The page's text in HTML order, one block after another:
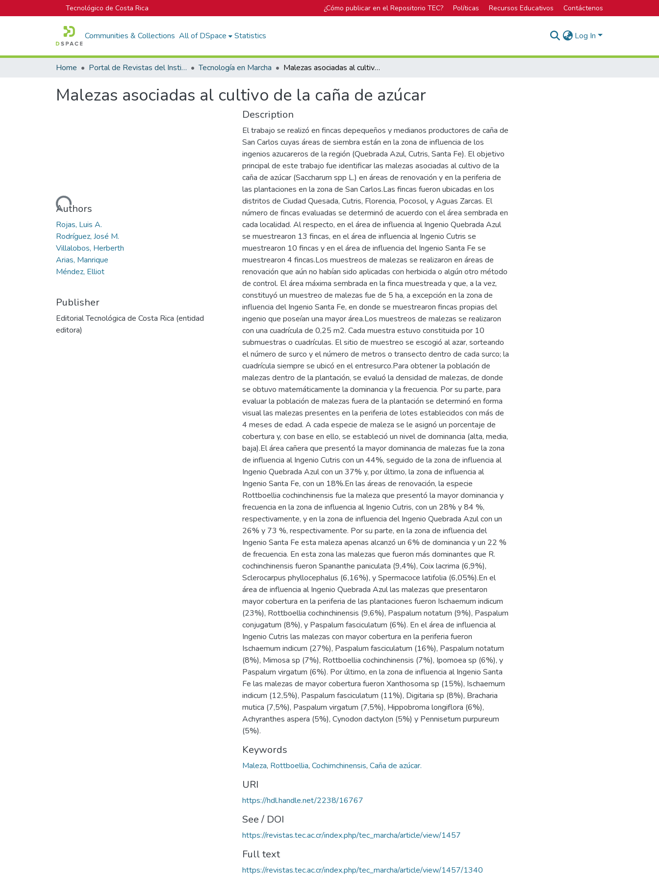
Tecnológico de Costa Rica ¿Cómo publicar en el Repositorio TEC? Políticas Recursos Educativos Contáctenos
Communities & Collections All of DSpace Statistics Log In
Home Portal de Revistas del Instituto Tecnológico de Costa Rica Tecnología en Marcha Malezas asociadas al cultivo de la caña de azúcar
Malezas asociadas al cultivo de la caña de azúcar
Loading...
Authors
Rojas, Luis A.
Rodríguez, José M.
Villalobos, Herberth
Arias, Manrique
Méndez, Elliot
Publisher
Editorial Tecnológica de Costa Rica (entidad
editora)
Description
El trabajo se realizó en fincas depequeños y medianos productores de caña de
San Carlos cuyas áreas de siembra están en la zona de influencia de los
ingenios azucareros de la región (Quebrada Azul, Cutris, Santa Fe). El objetivo
principal de este trabajo fue identificar las malezas asociadas al cultivo de la
caña de azúcar (Saccharum spp L.) en áreas de renovación y en la periferia de
las plantaciones en la zona de San Carlos.Las fincas fueron ubicadas en los
distritos de Ciudad Quesada, Cutris, Florencia, Pocosol, y Aguas Zarcas. El
número de fincas evaluadas se determinó de acuerdo con el área sembrada en
cada localidad. Al respecto, en el área de influencia al Ingenio Quebrada Azul
se muestrearon 13 fincas, en el área de influencia al Ingenio Cutris se
muestrearon 10 fincas y en el área de influencia del Ingenio Santa Fe se
muestrearon 4 fincas.Los muestreos de malezas se realizaron en áreas de
renovación que aún no habían sido aplicadas con herbicida o algún otro método
de control. El área máxima sembrada en la finca muestreada y que, a la vez,
constituyó un muestreo de malezas fue de 5 ha, a excepción en la zona de
influencia del Ingenio Santa Fe, en donde se muestrearon fincas propias del
ingenio que poseían una mayor área.Los muestreos de malezas se realizaron
con una cuadrícula de 0,25 m2. Cada muestra estuvo constituida por 10
submuestras o cuadrículas. El sitio de muestreo se escogió al azar, sorteando
el número de surco y el número de metros o transecto dentro de cada surco; la
cuadrícula siempre se ubicó en el entresurco.Para obtener la población de
malezas dentro de la plantación, se evaluó la densidad de malezas, de donde
se obtuvo matemáticamente la dominancia y la frecuencia. Por su parte, para
evaluar la población de malezas fuera de la plantación se determinó en forma
visual las malezas presentes en la periferia de lotes establecidos con más de
4 meses de edad. A cada especie de maleza se le asignó un porcentaje de
cobertura y, con base en ello, se estableció un nivel de dominancia (alta, media,
baja).El área cañera que presentó la mayor dominancia de malezas fue la zona
de influencia al Ingenio Cutris con un 44%, seguido de la zona de influencia al
Ingenio Quebrada Azul con un 37% y, por último, la zona de influencia al
Ingenio Santa Fe, con un 18%.En las áreas de renovación, la especie
Rottboellia cochinchinensis fue la maleza que presentó la mayor dominancia y
frecuencia en la zona de influencia al Ingenio Cutris, con un 28% y 84 %,
respectivamente, y en la zona de influencia del Ingenio Quebrada Azul con un
26% y 73 %, respectivamente. Por su parte, en la zona de influencia del
Ingenio Santa Fe esta maleza apenas alcanzó un 6% de dominancia y un 22 %
de frecuencia. En esta zona las malezas que fueron más dominantes que R.
cochinchinensis fueron Spananthe paniculata (9,4%), Coix lacrima (6,9%),
Sclerocarpus phyllocephalus (6,16%), y Spermacoce latifolia (6,05%).En el
área de influencia al Ingenio Quebrada Azul las malezas que presentaron
mayor cobertura en la periferia de las plantaciones fueron Ischaemum indicum
(23%), Rottboellia cochinchinensis (9,6%), Paspalum notatum (9%), Paspalum
conjugatum (8%), y Paspalum fasciculatum (6%). En el área de influencia al
Ingenio Cutris las malezas con mayor cobertura en la periferia fueron
Ischaemum indicum (27%), Paspalum fasciculatum (16%), Paspalum notatum
(8%), Mimosa sp (7%), Rottboellia cochinchinensis (7%), Ipomoea sp (6%), y
Paspalum virgatum (6%). Por último, en la zona de influencia al Ingenio Santa
Fe las malezas de mayor cobertura fueron Xanthosoma sp (15%), Ischaemum
indicum (12,5%), Paspalum fasciculatum (11%), Digitaria sp (8%), Bracharia
mutica (7,5%), Paspalum virgatum (7,5%), Hippobroma longiflora (6%),
Achyranthes aspera (5%), Cynodon dactylon (5%) y Pennisetum purpureum
(5%).
Keywords
Maleza, Rottboellia, Cochimchinensis, Caña de azúcar.
URI
https://hdl.handle.net/2238/16767
See / DOI
https://revistas.tec.ac.cr/index.php/tec_marcha/article/view/1457
Full text
https://revistas.tec.ac.cr/index.php/tec_marcha/article/view/1457/1340